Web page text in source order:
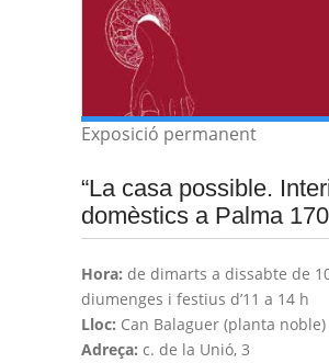
Exposició permanent
“La casa possible.
domèstics a Palma
Hora: de dimarts a dissabte de
diumenges i festius d’11 a 14 h
Lloc: Can Balaguer (planta noble)
Adreça: c. de la Unió, 3